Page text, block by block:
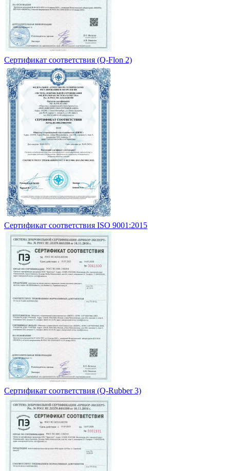
Сертификат соответствия (Q-Flon 2)
Сертификат соответствия ISO 9001:2015
Сертификат соответствия (Q-Rubber 3)